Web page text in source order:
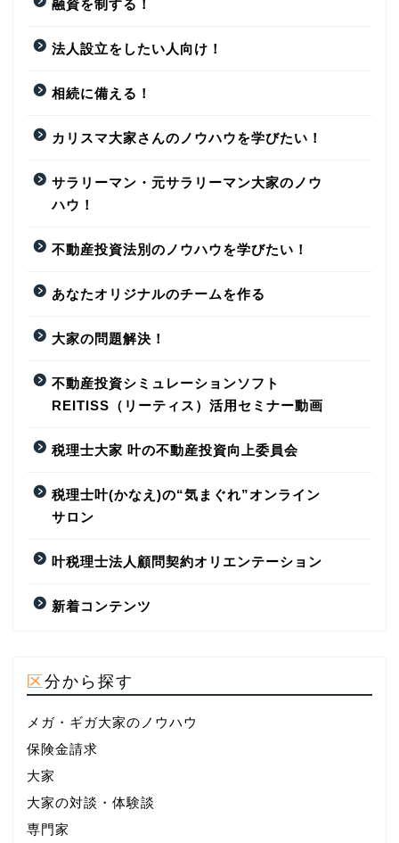
融資を制する！
法人設立をしたい人向け！
相続に備える！
カリスマ大家さんのノウハウを学びたい！
サラリーマン・元サラリーマン大家のノウ
ハウ！
不動産投資法別のノウハウを学びたい！
あなたオリジナルのチームを作る
大家の問題解決！
不動産投資シミュレーションソフト
REITISS（リーティス）活用セミナー動画
税理士大家 叶の不動産投資向上委員会
税理士叶(かなえ)の“気まぐれ”オンライン
サロン
叶税理士法人顧問契約オリエンテーション
新着コンテンツ
区分から探す
メガ・ギガ大家のノウハウ
保険金請求
大家
大家の対談・体験談
専門家